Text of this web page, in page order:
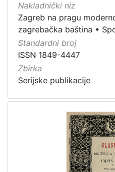
Nakladnički niz
Zagreb na pragu
zagrebačka baština •
Standardni broj
ISSN 1849-4447
Zbirka
Serijske publikacije